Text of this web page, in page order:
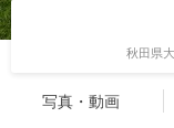
秋田県
写真・動画